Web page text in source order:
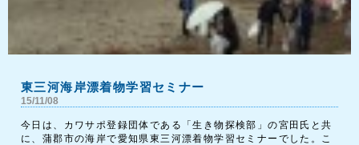
東三河海岸漂着物学習セミナー
15/11/08
今日は、カワサポ登録団体である「生き物探検部」の宮田氏と共
に、蒲郡市の海岸で愛知県東三河漂着物学習セミナーでした。こ